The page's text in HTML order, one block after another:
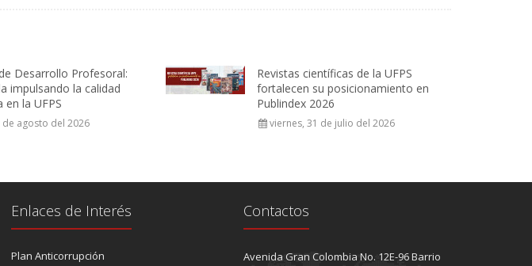
Desarrollo Profesoral:
impulsando la calidad
en la UFPS
de agosto del 2026
Revistas científicas de la UFPS
fortalecen su posicionamiento en
Publindex 2026
viernes, 31 de julio del 2026
Enlaces de Interés
Plan Anticorrupción
Contactos
Avenida Gran Colombia No. 12E-96 Barrio